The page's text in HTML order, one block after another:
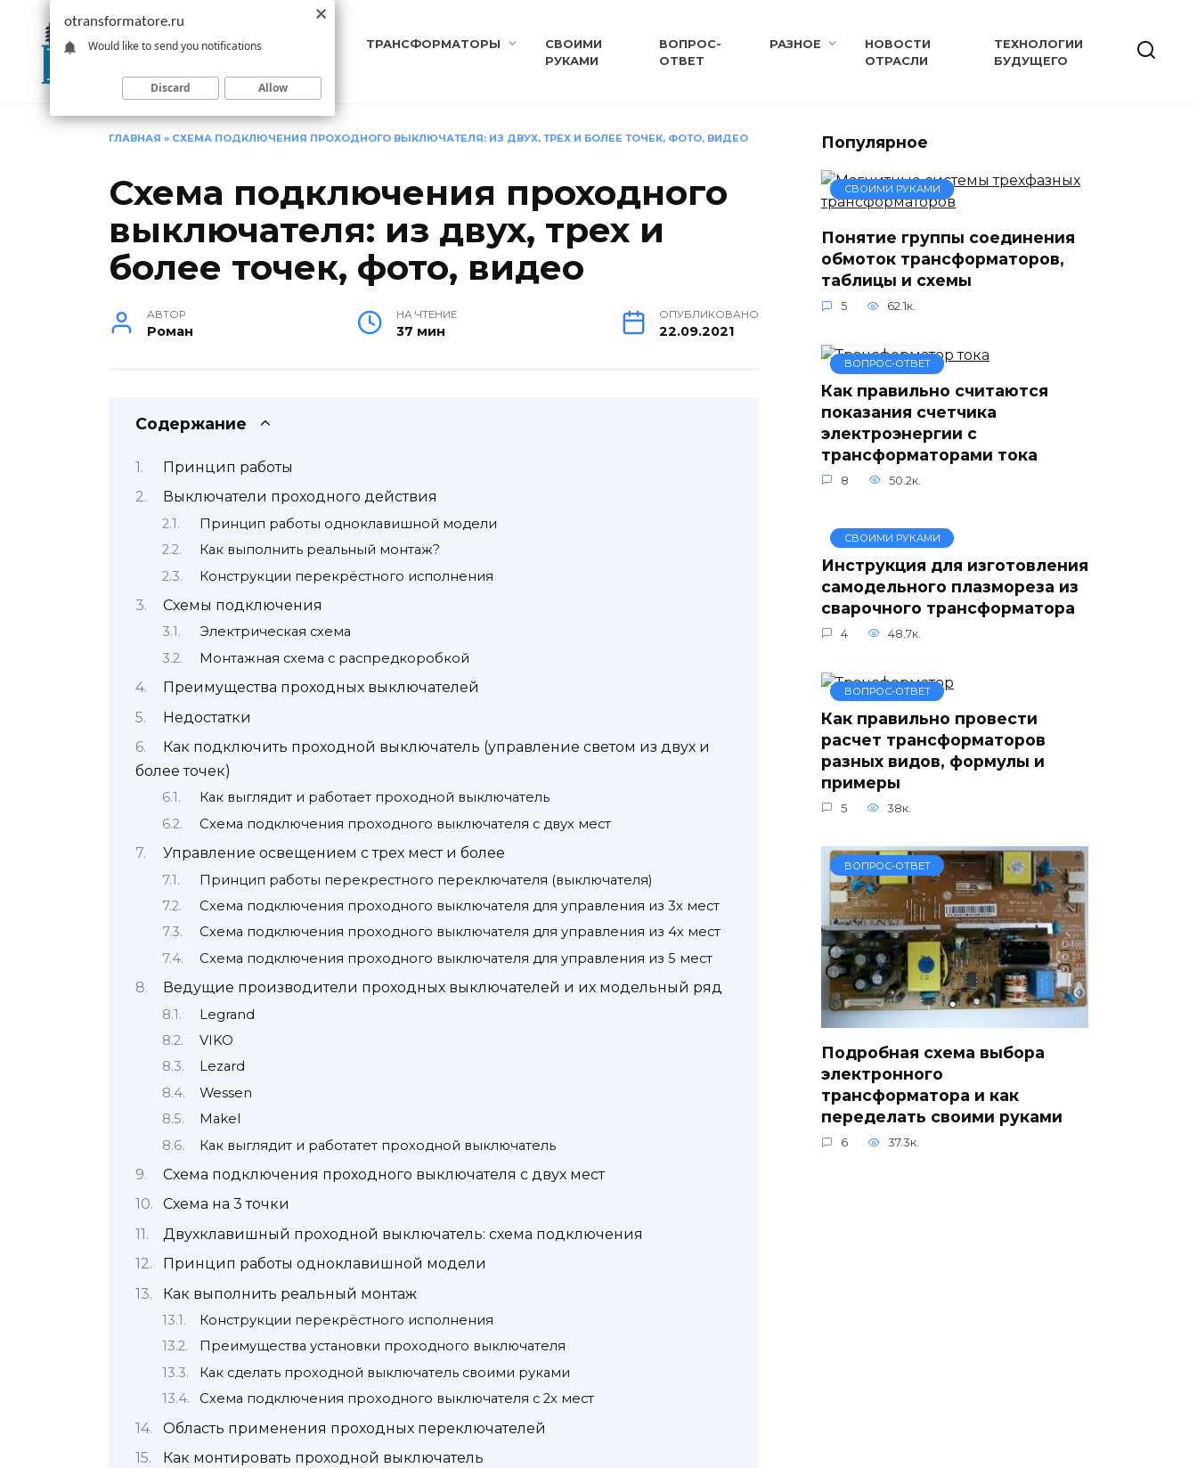
содержанию
ТРАНСФОРМАТОРЫ
СВОИМИ
РУКАМИ
ВОПРОС-
ОТВЕТ
РАЗНОЕ
НОВОСТИ
ОТРАСЛИ
ТЕХНОЛОГИИ
БУДУЩЕГО
ГЛАВНАЯ » СХЕМА ПОДКЛЮЧЕНИЯ ПРОХОДНОГО ВЫКЛЮЧАТЕЛЯ: ИЗ ДВУХ, ТРЕХ И БОЛЕЕ ТОЧЕК, ФОТО, ВИДЕО
Схема подключения проходного
выключателя: из двух, трех и
более точек, фото, видео
АВТОР
Роман
НА ЧТЕНИЕ
37 мин
ОПУБЛИКОВАНО
22.09.2021
Содержание
Принцип работы
Выключатели проходного действия
Принцип работы одноклавишной модели
Как выполнить реальный монтаж?
Конструкции перекрёстного исполнения
Схемы подключения
Электрическая схема
Монтажная схема с распредкоробкой
Преимущества проходных выключателей
Недостатки
Как подключить проходной выключатель (управление светом из двух и
более точек)
Как выглядит и работает проходной выключатель
Схема подключения проходного выключателя с двух мест
Управление освещением с трех мест и более
Принцип работы перекрестного переключателя (выключателя)
Схема подключения проходного выключателя для управления из 3х мест
Схема подключения проходного выключателя для управления из 4х мест
Схема подключения проходного выключателя для управления из 5 мест
Ведущие производители проходных выключателей и их модельный ряд
Legrand
VIKO
Lezard
Wessen
Makel
Как выглядит и работатет проходной выключатель
Схема подключения проходного выключателя с двух мест
Схема на 3 точки
Двухклавишный проходной выключатель: схема подключения
Принцип работы одноклавишной модели
Как выполнить реальный монтаж
Конструкции перекрёстного исполнения
Преимущества установки проходного выключателя
Как сделать проходной выключатель своими руками
Схема подключения проходного выключателя с 2х мест
Область применения проходных переключателей
Как монтировать проходной выключатель
Популярное
СВОИМИ РУКАМИ
Понятие группы соединения
обмоток трансформаторов,
таблицы и схемы
5 62.1к.
ВОПРОС-ОТВЕТ
Как правильно считаются
показания счетчика
электроэнергии с
трансформаторами тока
8 50.2к.
СВОИМИ РУКАМИ
Инструкция для изготовления
самодельного плазмореза из
сварочного трансформатора
4 48.7к.
ВОПРОС-ОТВЕТ
Как правильно провести
расчет трансформаторов
разных видов, формулы и
примеры
5 38к.
ВОПРОС-ОТВЕТ
Подробная схема выбора
электронного
трансформатора и как
переделать своими руками
6 37.3к.
otransformatore.ru
Would like to send you notifications
Discard Allow